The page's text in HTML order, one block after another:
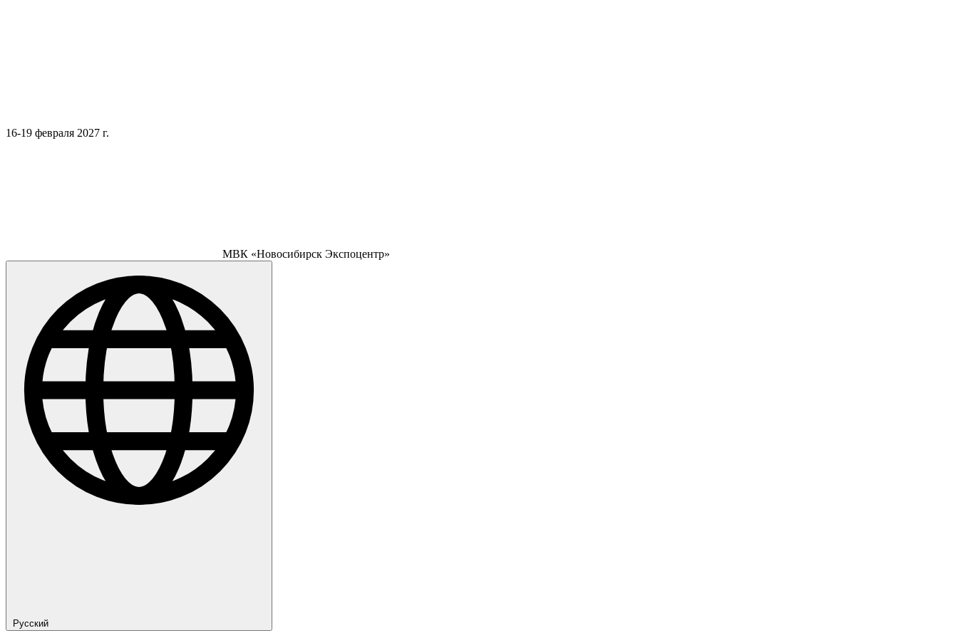
16-19 февраля 2027 г.
МВК «Новосибирск Экспоцентр»
Русский